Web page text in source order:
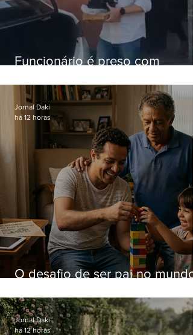
Funcionário é preso com
Hospital do Andaraí
O desafio de ser pai no mundo
Jornal Daki
há 12 horas
Jornal Daki
há 12 horas